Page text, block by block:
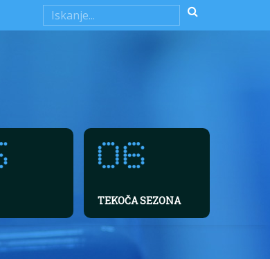
TEKOČA SEZONA